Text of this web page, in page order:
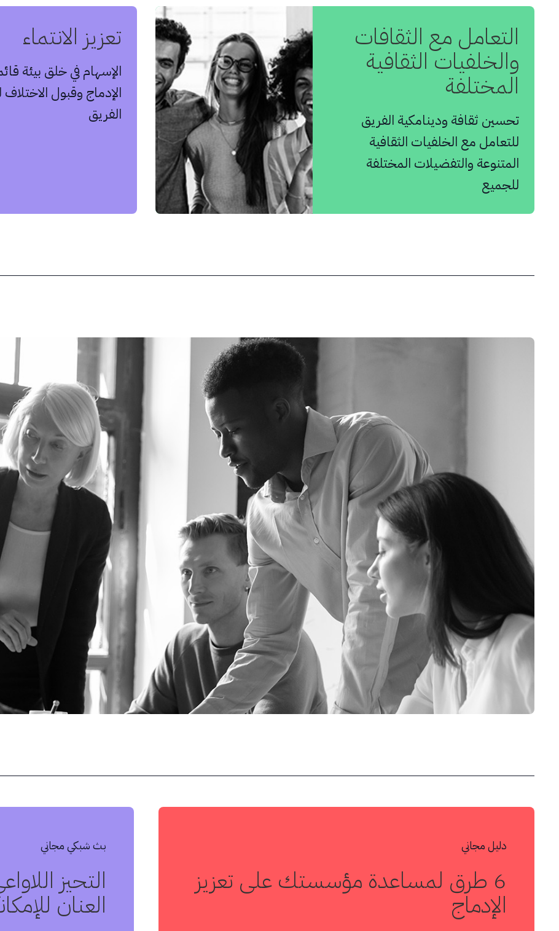
التعامل مع الثقافات
والخلفيات الثقافية
المختلفة
تحسين ثقافة ودينامكية الفريق
للتعامل مع الخلفيات الثقافية
المتنوعة والتفضيلات المختلفة
للجميع
تعزيز الانتماء
الإسهام في خلق بيئة
الإدماج وقبول
الفريق
دليل مجاني
6 طرق لمساعدة مؤسستك على تعزيز
الإدماج
بث شبكي مجاني
التحيز
العنان